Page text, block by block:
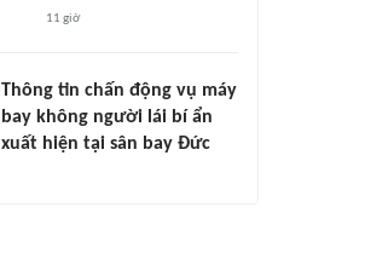
11 giờ
Thông tin chấn động vụ máy
bay không người lái bí ẩn
xuất hiện tại sân bay Đức